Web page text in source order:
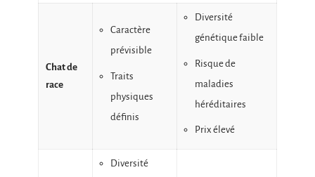
Chat de
race
Caractère
prévisible
Traits
physiques
définis
Diversité
génétique faible
Risque de
maladies
héréditaires
Prix élevé
Diversité